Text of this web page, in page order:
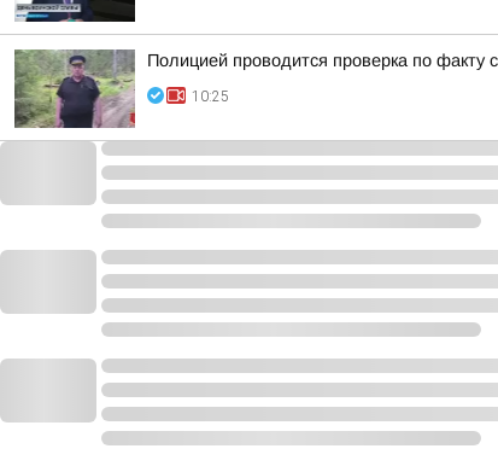
Полицией проводится проверка по факту
10:25